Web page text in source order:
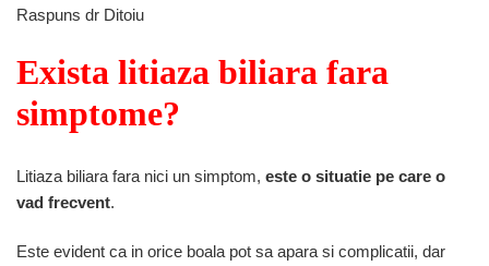
Raspuns dr Ditoiu
Exista litiaza biliara fara
simptome?
Litiaza biliara fara nici un simptom, este o situatie pe care o
vad frecvent.
Este evident ca in orice boala pot sa apara si complicatii, dar